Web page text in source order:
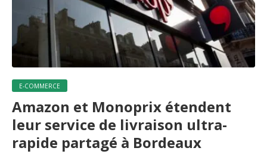
E-COMMERCE
Amazon et Monoprix étendent
leur service de livraison ultra-
rapide partagé à Bordeaux